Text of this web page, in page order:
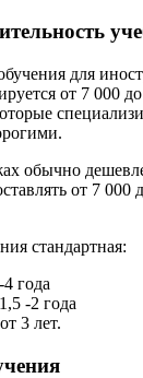
для
от 7 000
обычно
от 7 000
стандартная:
года
-2 года
3 лет.